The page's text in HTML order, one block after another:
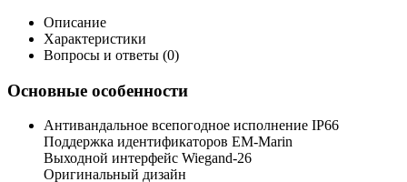
Описание
Характеристики
Вопросы и ответы (0)
Основные особенности
Антивандальное всепогодное исполнение IP66
Поддержка идентификаторов EM-Marin
Выходной интерфейс Wiegand-26
Оригинальный дизайн